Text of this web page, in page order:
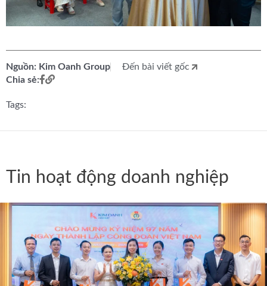
Nguồn: Kim Oanh Group
Đến bài viết gốc
Chia sẻ:
Tags:
Tin hoạt động doanh nghiệp